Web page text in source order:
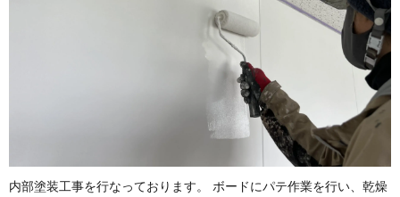
内部塗装工事を行なっております。 ボードにパテ作業を行い、乾燥